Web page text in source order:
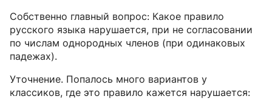
Собственно главный вопрос: Какое правило
русского языка нарушается, при не согласовании
по числам однородных членов (при одинаковых
падежах).
Уточнение. Попалось много вариантов у
классиков, где это правило кажется нарушается: